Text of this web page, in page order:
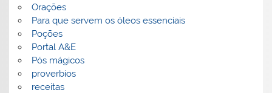
Orações
Para que servem os óleos essenciais
Poções
Portal A&E
Pós mágicos
proverbios
receitas